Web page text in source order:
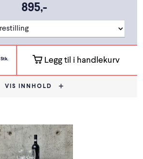
895,-
Stk. Legg til i handlekurv
VIS INNHOLD